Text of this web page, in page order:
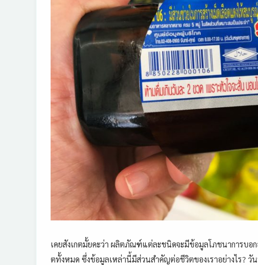
เคยสังเกตมั้ยคะว่า ผลิตภัณฑ์แต่ละชนิดจะมีข้อมูลโภชนาการบอ
ตทั้งหมด ซึ่งข้อมูลเหล่านี้มีส่วนสำคัญต่อชีวิตของเราอย่างไร? วั